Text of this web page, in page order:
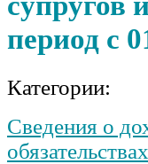
период с
Категории:
Сведения о